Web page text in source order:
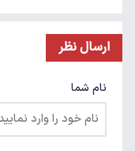
ارسال نظر
نام شما